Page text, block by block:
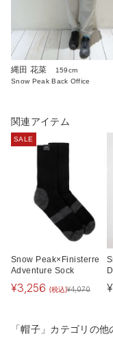
縄田 花菜
159cm
Snow Peak Back Office
関連アイテム
SALE
Snow Peak×Finisterre
Adventure Sock
¥3,256 (税込)¥4,070 ¥
「帽子」カテゴリの他